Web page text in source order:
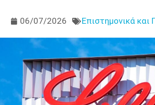
06/07/2026 Επιστημονικά και